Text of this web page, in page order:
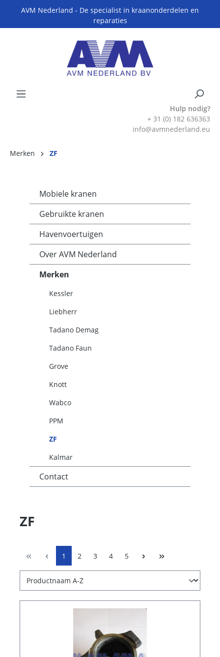
AVM Nederland - De specialist in kraanonderdelen en
reparaties
Hulp nodig?
+ 31 (0) 182 636363
info@avmnederland.eu
Merken ZF
Mobiele kranen
Gebruikte kranen
Havenvoertuigen
Over AVM Nederland
Merken
Kessler
Liebherr
Tadano Demag
Tadano Faun
Grove
Knott
Wabco
PPM
ZF
Kalmar
Contact
ZF
1 2 3 4 5